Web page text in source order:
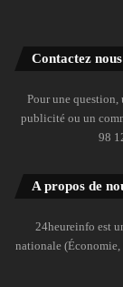
Contactez nous
Pour une
publicité ou un
98
A propos de
24heureinfo est
nationale